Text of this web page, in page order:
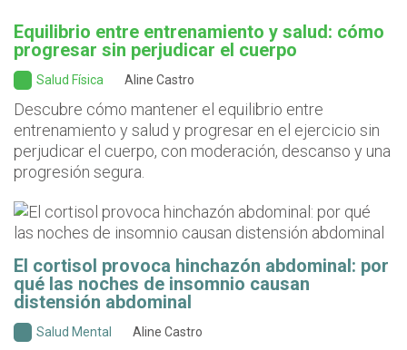
Equilibrio entre entrenamiento y salud: cómo
progresar sin perjudicar el cuerpo
Salud Física Aline Castro
Descubre cómo mantener el equilibrio entre
entrenamiento y salud y progresar en el ejercicio sin
perjudicar el cuerpo, con moderación, descanso y una
progresión segura.
El cortisol provoca hinchazón abdominal: por
qué las noches de insomnio causan
distensión abdominal
Salud Mental Aline Castro